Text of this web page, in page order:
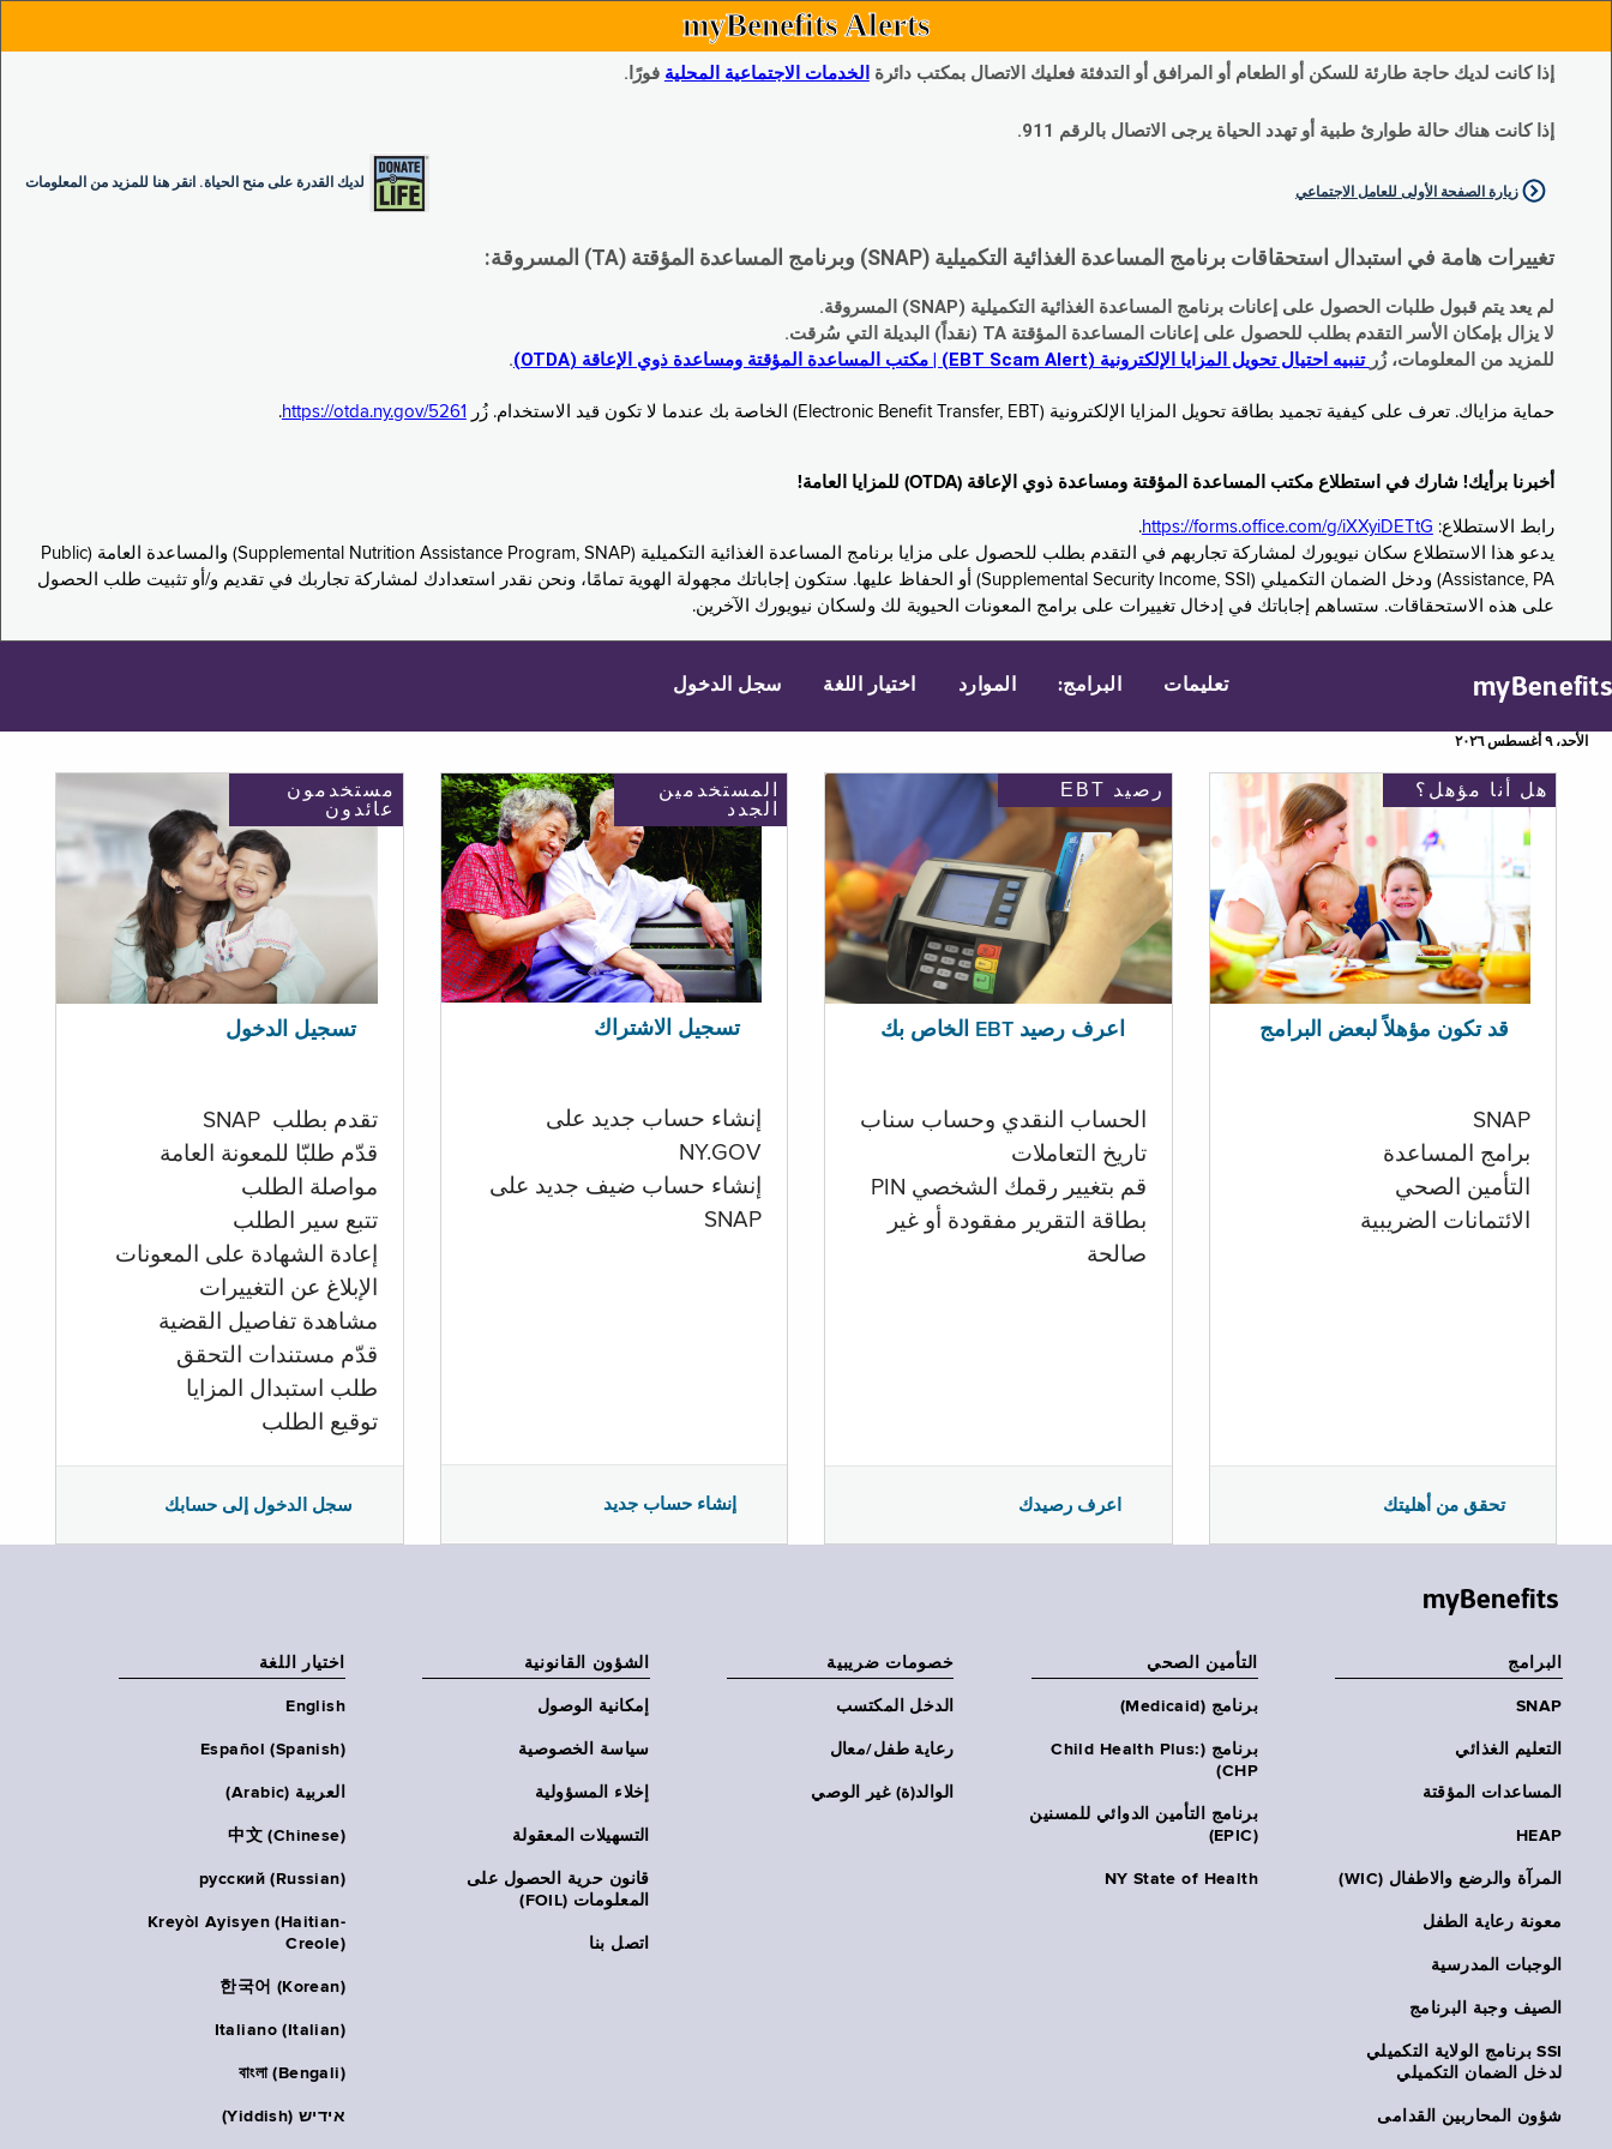
myBenefits Alerts
إذا كانت لديك حاجة طارئة للسكن أو الطعام أو المرافق أو التدفئة فعليك الاتصال بمكتب دائرة الخدمات الاجتماعية المحلية فورًا.
إذا كانت هناك حالة طوارئ طبية أو تهدد الحياة يرجى الاتصال بالرقم 911.
لديك القدرة على منح الحياة. انقر هنا للمزيد من المعلومات
زيارة الصفحة الأولى للعامل الاجتماعي
تغييرات هامة في استبدال استحقاقات برنامج المساعدة الغذائية التكميلية (SNAP) وبرنامج المساعدة المؤقتة (TA) المسروقة:
لم يعد يتم قبول طلبات الحصول على إعانات برنامج المساعدة الغذائية التكميلية (SNAP) المسروقة.
لا يزال بإمكان الأسر التقدم بطلب للحصول على إعانات المساعدة المؤقتة TA (نقداً) البديلة التي سُرقت.
للمزيد من المعلومات، زُر تنبيه احتيال تحويل المزايا الإلكترونية (EBT Scam Alert) | مكتب المساعدة المؤقتة ومساعدة ذوي الإعاقة (OTDA) .
حماية مزاياك. تعرف على كيفية تجميد بطاقة تحويل المزايا الإلكترونية (Electronic Benefit Transfer, EBT) الخاصة بك عندما لا تكون قيد الاستخدام. زُر https://otda.ny.gov/5261
.
أخبرنا برأيك! شارك في استطلاع مكتب المساعدة المؤقتة ومساعدة ذوي الإعاقة (OTDA) للمزايا العامة!
رابط الاستطلاع: https://forms.office.com/g/iXXyiDETtG
.
يدعو هذا الاستطلاع سكان نيويورك لمشاركة تجاربهم في التقدم بطلب للحصول على مزايا برنامج المساعدة الغذائية التكميلية (Supplemental Nutrition Assistance Program, SNAP) والمساعدة العامة (Public
Assistance, PA) ودخل الضمان التكميلي (Supplemental Security Income, SSI) أو الحفاظ عليها. ستكون إجاباتك مجهولة الهوية تمامًا، ونحن نقدر استعدادك لمشاركة تجاربك في تقديم و/أو تثبيت طلب الحصول
على هذه الاستحقاقات. ستساهم إجاباتك في إدخال تغييرات على برامج المعونات الحيوية لك ولسكان نيويورك الآخرين.
myBenefits تعليمات البرامج: الموارد اختيار اللغة سجل الدخول
الأحد، ٩ أغسطس ٢٠٢٦
مستخدمون
عائدون
تسجيل الدخول
تقدم بطلب SNAP
قدّم طلبّا للمعونة العامة
مواصلة الطلب
تتبع سير الطلب
إعادة الشهادة على المعونات
الإبلاغ عن التغييرات
مشاهدة تفاصيل القضية
قدّم مستندات التحقق
طلب استبدال المزايا
توقيع الطلب
سجل الدخول إلى حسابك
المستخدمين
الجدد
تسجيل الاشتراك
إنشاء حساب جديد على
NY.GOV
إنشاء حساب ضيف جديد على
SNAP
إنشاء حساب جديد
رصيد EBT
اعرف رصيد EBT الخاص بك
الحساب النقدي وحساب سناب
تاريخ التعاملات
قم بتغيير رقمك الشخصي PIN
بطاقة التقرير مفقودة أو غير
صالحة
اعرف رصيدك
هل أنا مؤهل؟
قد تكون مؤهلاً لبعض البرامج
SNAP
برامج المساعدة
التأمين الصحي
الائتمانات الضريبية
تحقق من أهليتك
myBenefits
البرامج
SNAP
التعليم الغذائي
المساعدات المؤقتة
HEAP
المرآة والرضع والاطفال (WIC)
معونة رعاية الطفل
الوجبات المدرسية
الصيف وجبة البرنامج
SSI برنامج الولاية التكميلي
لدخل الضمان التكميلي
شؤون المحاربين القدامى
التأمين الصحي
برنامج (Medicaid)
برنامج (Child Health Plus:
CHP)
برنامج التأمين الدوائي للمسنين
(EPIC)
NY State of Health
خصومات ضريبية
الدخل المكتسب
رعاية طفل/معال
الوالد(ة) غير الوصي
الشؤون القانونية
إمكانية الوصول
سياسة الخصوصية
إخلاء المسؤولية
التسهيلات المعقولة
قانون حرية الحصول على
المعلومات (FOIL)
اتصل بنا
اختيار اللغة
English
Español (Spanish)
العربية (Arabic)
中文 (Chinese)
русский (Russian)
Kreyòl Ayisyen (Haitian-
Creole)
한국어 (Korean)
Italiano (Italian)
বাংলা (Bengali)
אידיש (Yiddish)